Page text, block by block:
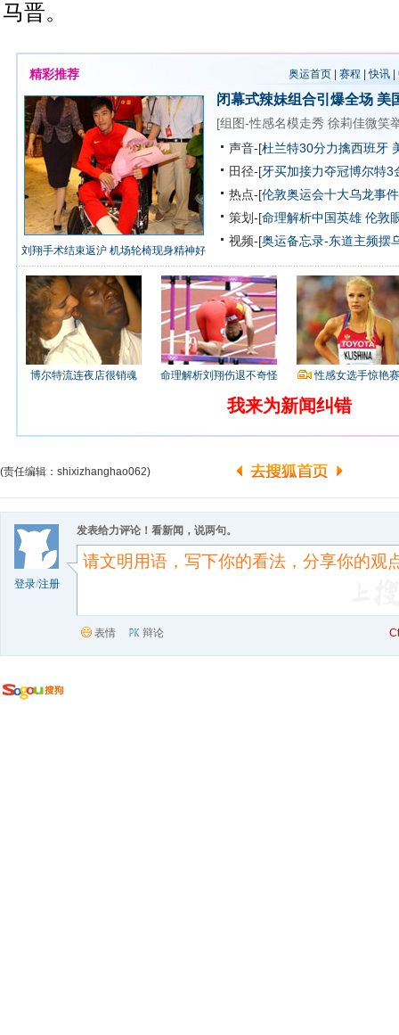
马晋。
精彩推荐 奥运首页| 赛程 |快讯|
刘翔手术结束返沪 机场轮椅现身精神好
闭幕式辣妹组合引爆全场 美
[组图-性感名模走秀 徐莉佳微笑
声音-[杜兰特30分力擒西班牙
田径-[牙买加接力夺冠博尔特3
热点-[伦敦奥运会十大乌龙事件
策划-[命理解析中国英雄 伦敦
视频-[奥运备忘录-东道主频摆
博尔特流连夜店很销魂 命理解析刘翔伤退不奇怪 性感女选手惊艳
我来为新闻纠错
(责任编辑：shixizhanghao062)
登录/注册
发表给力评论！看新闻，说两句。
表情 辩论